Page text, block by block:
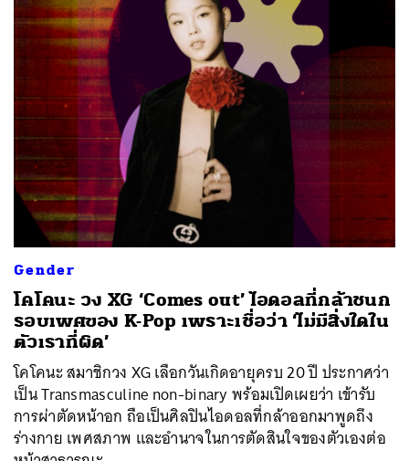
Gender
โคโคนะ วง XG ‘Comes out’ ไอดอลที่กล้าชนก
รอบเพศของ K-Pop เพราะเชื่อว่า ‘ไม่มีสิ่งใดใน
ตัวเราที่ผิด’
โคโคนะ สมาชิกวง XG เลือกวันเกิดอายุครบ 20 ปี ประกาศว่า
เป็น Transmasculine non-binary พร้อมเปิดเผยว่า เข้ารับ
การผ่าตัดหน้าอก ถือเป็นศิลปินไอดอลที่กล้าออกมาพูดถึง
ร่างกาย เพศสภาพ และอำนาจในการตัดสินใจของตัวเองต่อ